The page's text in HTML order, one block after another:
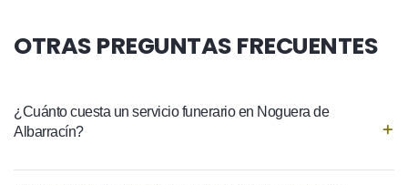
OTRAS PREGUNTAS FRECUENTES
¿Cuánto cuesta un servicio funerario en Noguera de
Albarracín?